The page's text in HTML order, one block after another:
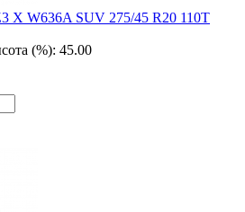
X W636A SUV 275/45 R20 110T
(%): 45.00